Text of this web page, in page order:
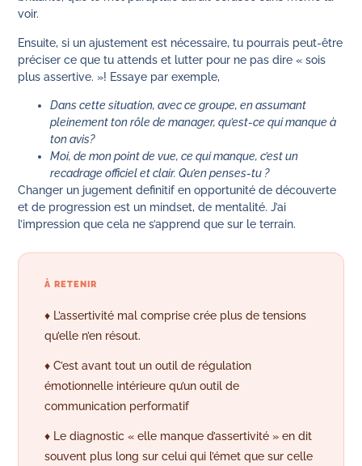
voir.
Ensuite, si un ajustement est nécessaire, tu pourrais peut-être
préciser ce que tu attends et lutter pour ne pas dire « sois
plus assertive. »! Essaye par exemple,
Dans cette situation, avec ce groupe, en assumant
pleinement ton rôle de manager, qu’est-ce qui manque à
ton avis?
Moi, de mon point de vue, ce qui manque, c’est un
recadrage officiel et clair. Qu’en penses-tu ?
Changer un jugement definitif en opportunité de découverte
et de progression est un mindset, de mentalité. J’ai
l’impression que cela ne s’apprend que sur le terrain.
À RETENIR
♦ L’assertivité mal comprise crée plus de tensions
qu’elle n’en résout.
♦ C’est avant tout un outil de régulation
émotionnelle intérieure qu’un outil de
communication performatif
♦ Le diagnostic « elle manque d’assertivité » en dit
souvent plus long sur celui qui l’émet que sur celle